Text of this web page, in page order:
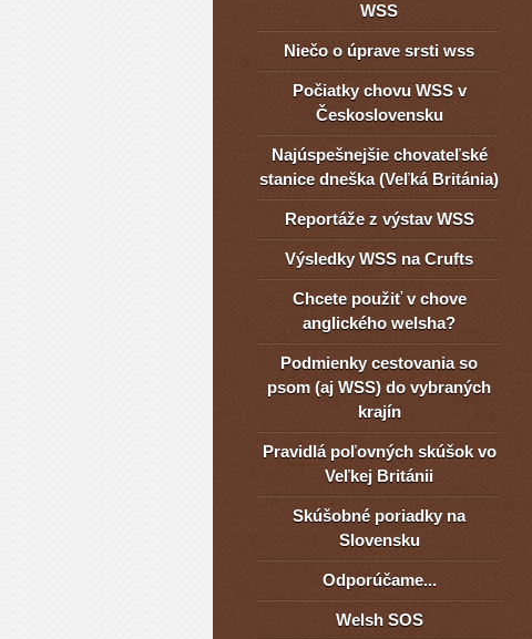
WSS
Niečo o úprave srsti wss
Počiatky chovu WSS v
Československu
Najúspešnejšie chovateľské
stanice dneška (Veľká Británia)
Reportáže z výstav WSS
Výsledky WSS na Crufts
Chcete použiť v chove
anglického welsha?
Podmienky cestovania so
psom (aj WSS) do vybraných
krajín
Pravidlá poľovných skúšok vo
Veľkej Británii
Skúšobné poriadky na
Slovensku
Odporúčame...
Welsh SOS